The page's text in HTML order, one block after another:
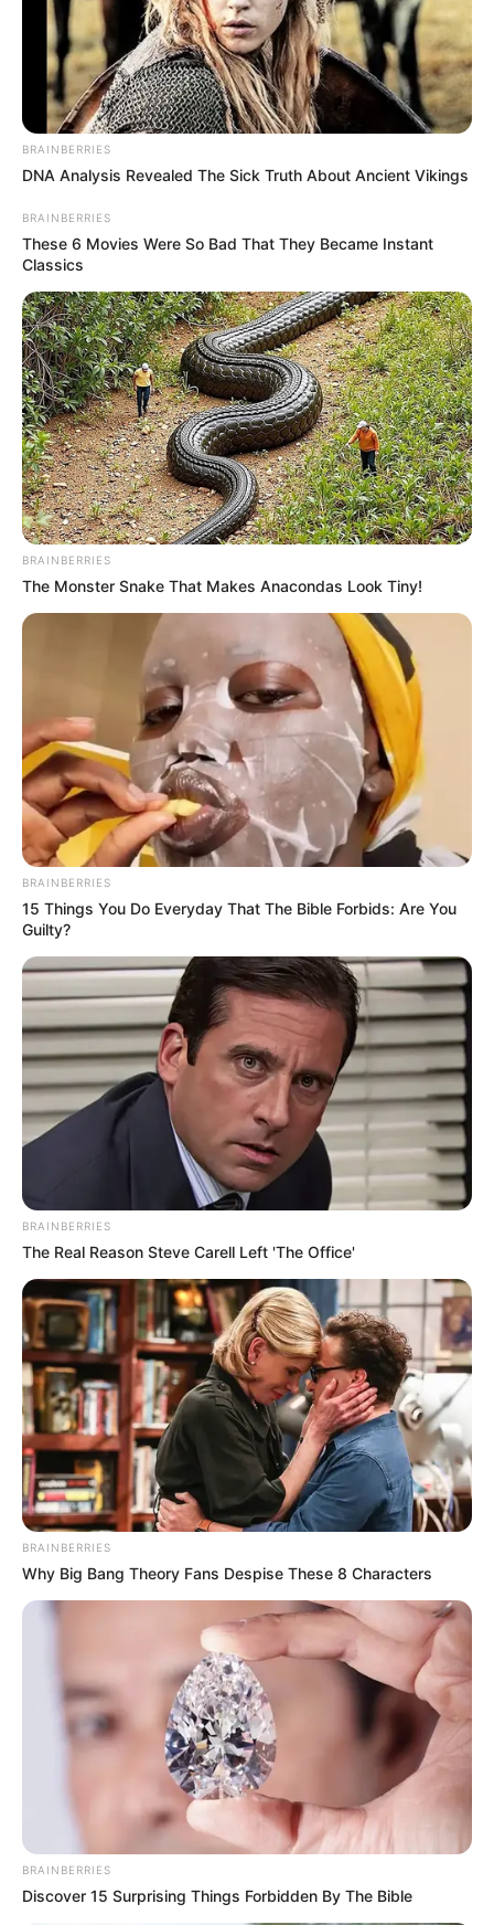
BRAINBERRIES
DNA Analysis Revealed The Sick Truth About Ancient Vikings
BRAINBERRIES
These 6 Movies Were So Bad That They Became Instant
Classics
BRAINBERRIES
The Monster Snake That Makes Anacondas Look Tiny!
BRAINBERRIES
15 Things You Do Everyday That The Bible Forbids: Are You
Guilty?
BRAINBERRIES
The Real Reason Steve Carell Left 'The Office'
BRAINBERRIES
Why Big Bang Theory Fans Despise These 8 Characters
BRAINBERRIES
Discover 15 Surprising Things Forbidden By The Bible